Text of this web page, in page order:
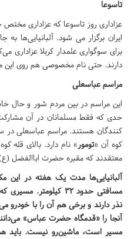
تاسوعا
عزاداری روز تاسوعا که عزاداری
ایران برگزار می شود. آلبانیایی‌ها
برای سوگواری علمدار کربلا عزاداری
دارند. حتی نام مخصوصی هم روی این
مراسم عباسعلی
این مراسم در بین مردم شور و حال
حدی که فقط مسلمانان در آن
کنندگان هستند. مراسم عباسعلی در
کوه آن «تومور » نام دارد. بالای قله
معتقدند که مقبره حضرت اباالفضل
آلبانیایی‌ها مدت یک هفته در این
مسافتی حدود ۳۲
نذر دارند و برخی هم آن را با خودرو
آنجا را «قدمگاه حضرت عباس»
مسیر است، ماشین‌رو نیست. باید